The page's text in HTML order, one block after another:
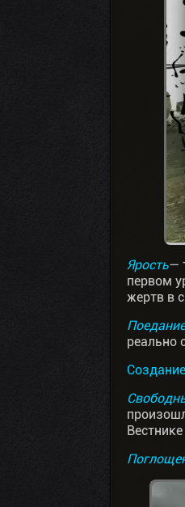
Ярость—
первом
жертв в
реально